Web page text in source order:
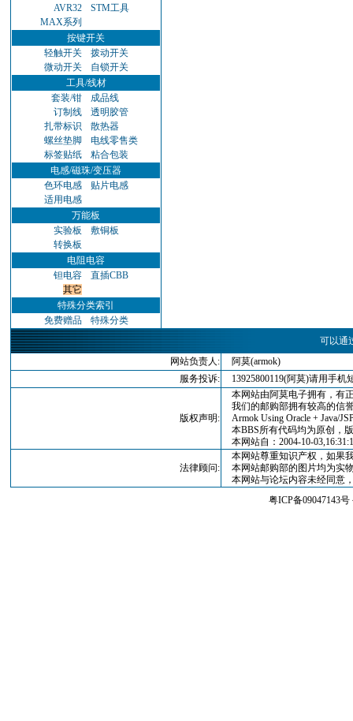
AVR32
STM工具
MAX系列
按键开关
轻触开关
拨动开关
微动开关
自锁开关
工具/线材
套装/钳
成品线
订制线
透明胶管
扎带标识
散热器
螺丝垫脚
电线零售类
标签贴纸
粘合包装
电感/磁珠/变压器
色环电感
贴片电感
适用电感
万能板
实验板
敷铜板
转换板
电阻电容
钽电容
直插CBB
其它
特殊分类索引
免费赠品
特殊分类
可以通
网站负责人:
阿莫(armok)
服务投诉:
13925800119(阿莫)请用手机
版权声明:
本网站由阿莫电子拥有，有
我们的邮购部拥有较高的信
Armok Using Oracle + Java/
本BBS所有代码均为原创，
本网站自：2004-10-
法律顾问:
本网站尊重知识产权，如果
本网站邮购部的图片均为实
本网站与论坛内容未经同意
粤ICP备09047143